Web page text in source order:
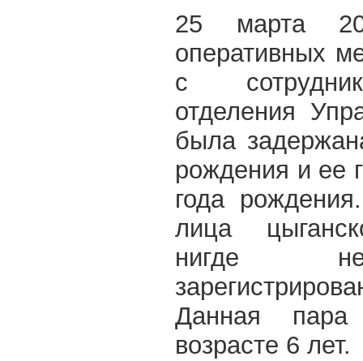
25 марта
оперативных
с
отделения
была
рождения и ее
года
лица
нигде
Данная
возрасте 6 лет.